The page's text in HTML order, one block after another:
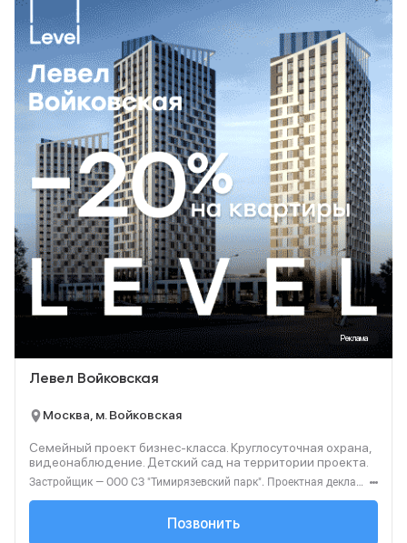
Реклама
Левел Войковская
Москва, м. Войковская
Семейный проект бизнес-класса. Круглосуточная охрана,
видеонаблюдение. Детский сад на территории проекта.
Застройщик — ООО СЗ "Тимирязевский парк". Проектная декларация — наш.дом.рф. Акция до 31.08.2026. Не оферта. Подробности — level.ru
+7 (495) 137-47-...
Позвонить